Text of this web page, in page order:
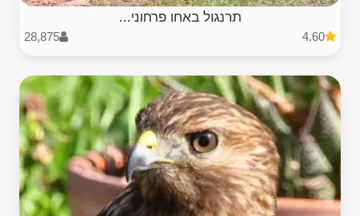
תרנגול באחו פרחוני...
4.60
28,875